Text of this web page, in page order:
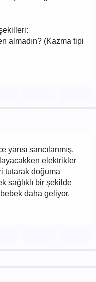
almadın? (Kazma tipi
yarısı sancılanmış.
elektrikler
tutarak doğuma
sağlıklı bir şekilde
daha geliyor.